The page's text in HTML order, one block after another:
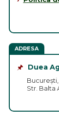
ADRESA
🖈 Duea
București,
Str. Balta